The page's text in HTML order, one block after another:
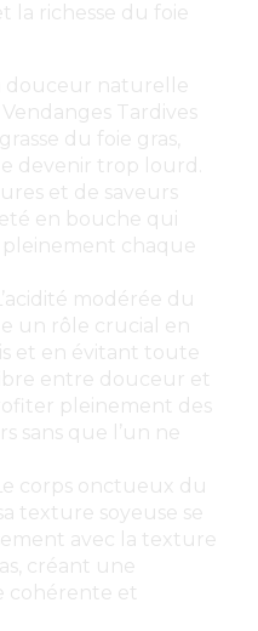
la richesse du foie
douceur naturelle
Tardives
du foie gras,
devenir trop lourd.
et de saveurs
en bouche qui
chaque
modérée du
un rôle crucial en
et en évitant toute
entre douceur et
pleinement des
sans que l’un ne
corps onctueux du
texture soyeuse se
avec la texture
créant une
cohérente et